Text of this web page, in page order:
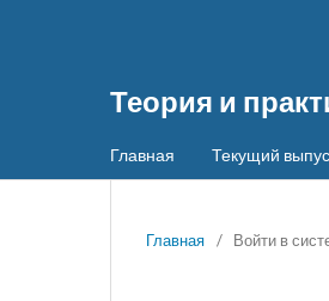
Теория и
Главная Текущий
Главная / Войти в